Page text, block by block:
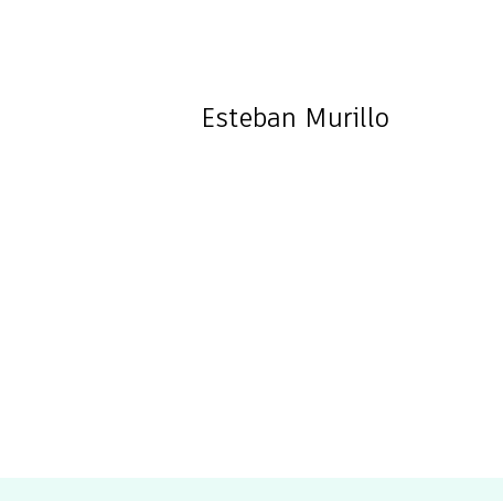
Esteban Murillo